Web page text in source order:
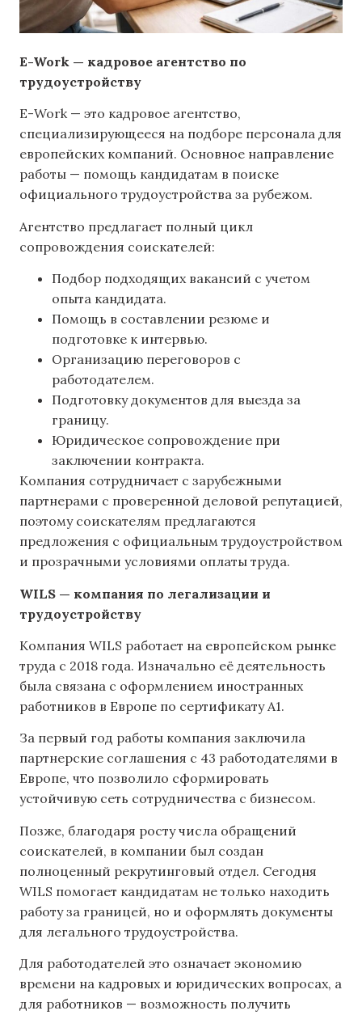
E-Work — кадровое агентство по
трудоустройству
E-Work — это кадровое агентство,
специализирующееся на подборе персонала для
европейских компаний. Основное направление
работы — помощь кандидатам в поиске
официального трудоустройства за рубежом.
Агентство предлагает полный цикл
сопровождения соискателей:
Подбор подходящих вакансий с учетом
опыта кандидата.
Помощь в составлении резюме и
подготовке к интервью.
Организацию переговоров с
работодателем.
Подготовку документов для выезда за
границу.
Юридическое сопровождение при
заключении контракта.
Компания сотрудничает с зарубежными
партнерами с проверенной деловой репутацией,
поэтому соискателям предлагаются
предложения с официальным трудоустройством
и прозрачными условиями оплаты труда.
WILS — компания по легализации и
трудоустройству
Компания WILS работает на европейском рынке
труда с 2018 года. Изначально её деятельность
была связана с оформлением иностранных
работников в Европе по сертификату A1.
За первый год работы компания заключила
партнерские соглашения с 43 работодателями в
Европе, что позволило сформировать
устойчивую сеть сотрудничества с бизнесом.
Позже, благодаря росту числа обращений
соискателей, в компании был создан
полноценный рекрутинговый отдел. Сегодня
WILS помогает кандидатам не только находить
работу за границей, но и оформлять документы
для легального трудоустройства.
Для работодателей это означает экономию
времени на кадровых и юридических вопросах, а
для работников — возможность получить